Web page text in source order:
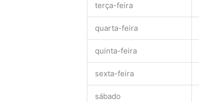
terça-feira
quarta-feira
quinta-feira
sexta-feira
sábado